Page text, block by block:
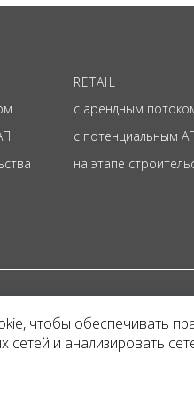
RETAIL
с арендным
с потенциальным
на этапе
Представленная на
и не является
чтобы обеспечивать
сетей и анализировать